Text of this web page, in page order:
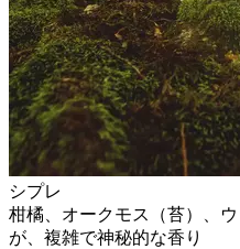
シプレ
柑橘、オークモス（苔）、
が、複雑で神秘的な香り